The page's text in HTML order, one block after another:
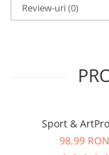
Review-uri(0)
Sport &
98,99 RON